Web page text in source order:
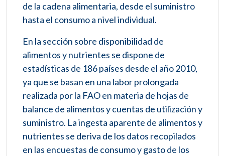
de la cadena alimentaria, desde el suministro
hasta el consumo a nivel individual.
En la sección sobre disponibilidad de
alimentos y nutrientes se dispone de
estadísticas de 186 países desde el año 2010,
ya que se basan en una labor prolongada
realizada por la FAO en materia de hojas de
balance de alimentos y cuentas de utilización y
suministro. La ingesta aparente de alimentos y
nutrientes se deriva de los datos recopilados
en las encuestas de consumo y gasto de los